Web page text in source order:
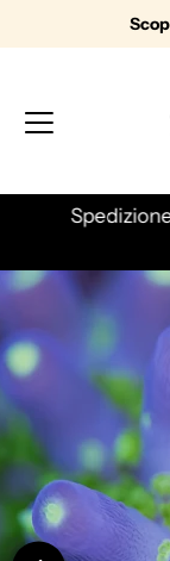
Vai
Spedizione